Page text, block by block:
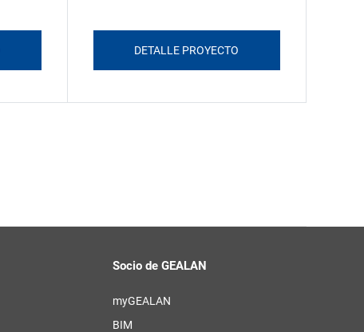
DETALLE PROYECTO
Socio de GEALAN
myGEALAN
BIM